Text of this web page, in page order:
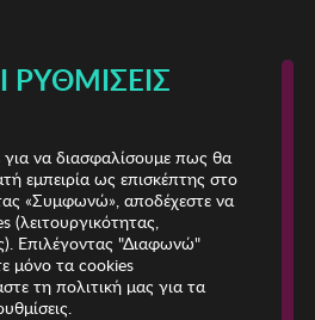
ώρες 00λεπτά 00δευτ.
ΡΥΘΜΊΣΕΙΣ
να διασφαλίσουμε πως θα
εμπειρία ως επισκέπτης στο
«Συμφωνώ», αποδέχεστε να
(λειτουργικότητας,
Επιλέγοντας "Διαφωνώ"
μόνο τα cookies
τη πολιτική μας για τα